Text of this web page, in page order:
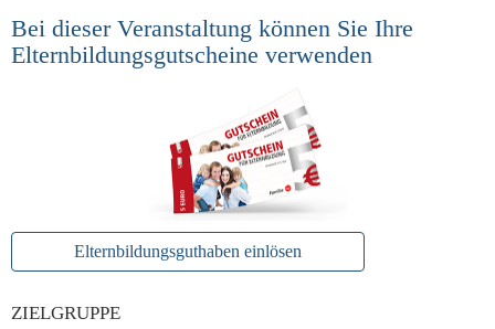
Bei dieser Veranstaltung können Sie Ihre
Elternbildungsgutscheine verwenden
Elternbildungsguthaben einlösen
ZIELGRUPPE